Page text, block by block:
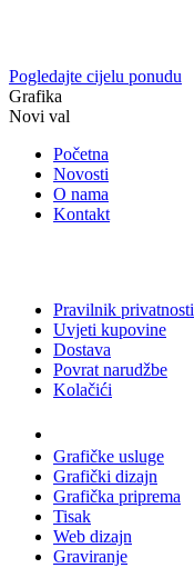
Pogledajte cijelu ponudu
Grafika
Novi val
Početna
Novosti
O nama
Kontakt
Pravilnik privatnosti
Uvjeti kupovine
Dostava
Povrat narudžbe
Kolačići
Grafičke usluge
Grafički dizajn
Grafička priprema
Tisak
Web dizajn
Graviranje